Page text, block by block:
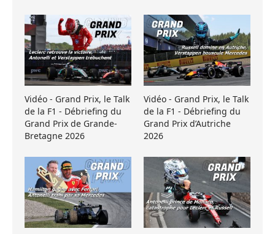
Vidéo - Grand Prix, le Talk
de la F1 - Débriefing du
Grand Prix de Grande-
Bretagne 2026
Vidéo - Grand Prix, le Talk
de la F1 - Débriefing du
Grand Prix d’Autriche
2026